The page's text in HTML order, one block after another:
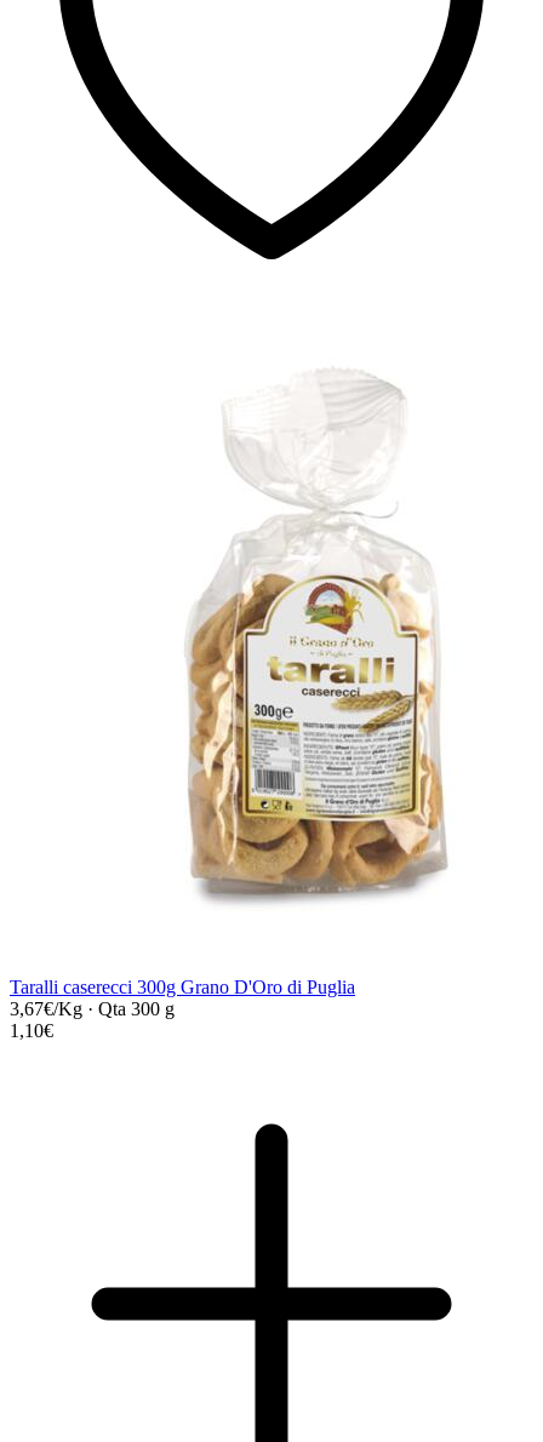
Taralli caserecci 300g Grano D'Oro di Puglia
3,67€/Kg · Qta 300 g
1,10€